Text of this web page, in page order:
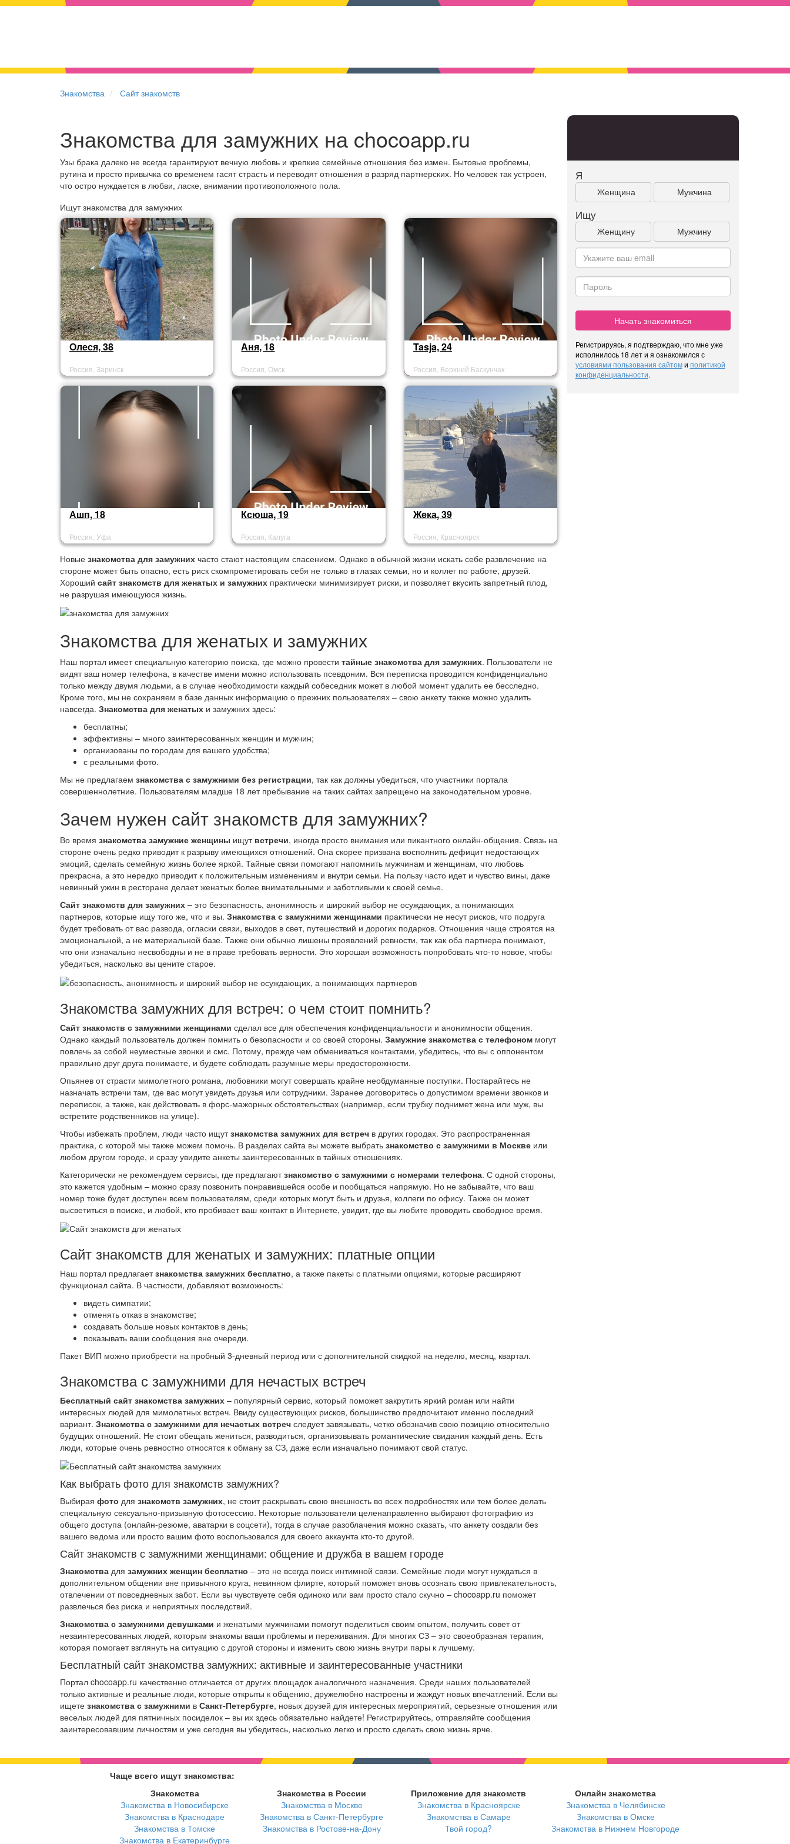
Знакомства Сайт знакомств
Знакомства для замужних на chocoapp.ru
Узы брака далеко не всегда гарантируют вечную любовь и крепкие семейные отношения без измен. Бытовые проблемы,
рутина и просто привычка со временем гасят страсть и переводят отношения в разряд партнерских. Но человек так устроен,
что остро нуждается в любви, ласке, внимании противоположного пола.
Ищут знакомства для замужних
Олеся, 38
Россия, Заринск
Аня, 18
Россия, Омск
Tasja, 24
Россия, Верхний Баскунчак
Ашп, 18
Россия, Уфа
Ксюша, 19
Россия, Калуга
Жека, 39
Россия, Красноярск
Новые знакомства для замужних часто стают настоящим спасением. Однако в обычной жизни искать себе развлечение на
стороне может быть опасно, есть риск скомпрометировать себя не только в глазах семьи, но и коллег по работе, друзей.
Хороший сайт знакомств для женатых и замужних практически минимизирует риски, и позволяет вкусить запретный плод,
не разрушая имеющуюся жизнь.
Знакомства для женатых и замужних
Наш портал имеет специальную категорию поиска, где можно провести тайные знакомства для замужних. Пользователи не
видят ваш номер телефона, в качестве имени можно использовать псевдоним. Вся переписка проводится конфиденциально
только между двумя людьми, а в случае необходимости каждый собеседник может в любой момент удалить ее бесследно.
Кроме того, мы не сохраняем в базе данных информацию о прежних пользователях – свою анкету также можно удалить
навсегда. Знакомства для женатых и замужних здесь:
бесплатны;
эффективны – много заинтересованных женщин и мужчин;
организованы по городам для вашего удобства;
с реальными фото.
Мы не предлагаем знакомства с замужними без регистрации, так как должны убедиться, что участники портала
совершеннолетние. Пользователям младше 18 лет пребывание на таких сайтах запрещено на законодательном уровне.
Зачем нужен сайт знакомств для замужних?
Во время знакомства замужние женщины ищут встречи, иногда просто внимания или пикантного онлайн-общения. Связь на
стороне очень редко приводит к разрыву имеющихся отношений. Она скорее призвана восполнить дефицит недостающих
эмоций, сделать семейную жизнь более яркой. Тайные связи помогают напомнить мужчинам и женщинам, что любовь
прекрасна, а это нередко приводит к положительным изменениям и внутри семьи. На пользу часто идет и чувство вины, даже
невинный ужин в ресторане делает женатых более внимательными и заботливыми к своей семье.
Сайт знакомств для замужних – это безопасность, анонимность и широкий выбор не осуждающих, а понимающих
партнеров, которые ищу того же, что и вы. Знакомства с замужними женщинами практически не несут рисков, что подруга
будет требовать от вас развода, огласки связи, выходов в свет, путешествий и дорогих подарков. Отношения чаще строятся на
эмоциональной, а не материальной базе. Также они обычно лишены проявлений ревности, так как оба партнера понимают,
что они изначально несвободны и не в праве требовать верности. Это хорошая возможность попробовать что-то новое, чтобы
убедиться, насколько вы цените старое.
Знакомства замужних для встреч: о чем стоит помнить?
Сайт знакомств с замужними женщинами сделал все для обеспечения конфиденциальности и анонимности общения.
Однако каждый пользователь должен помнить о безопасности и со своей стороны. Замужние знакомства с телефоном могут
повлечь за собой неуместные звонки и смс. Потому, прежде чем обмениваться контактами, убедитесь, что вы с оппонентом
правильно друг друга понимаете, и будете соблюдать разумные меры предосторожности.
Опьянев от страсти мимолетного романа, любовники могут совершать крайне необдуманные поступки. Постарайтесь не
назначать встречи там, где вас могут увидеть друзья или сотрудники. Заранее договоритесь о допустимом времени звонков и
переписок, а также, как действовать в форс-мажорных обстоятельствах (например, если трубку поднимет жена или муж, вы
встретите родственников на улице).
Чтобы избежать проблем, люди часто ищутзнакомства замужних для встреч в других городах. Это распространенная
практика, с которой мы также можем помочь. В разделах сайта вы можете выбрать знакомство с замужними в Москве или
любом другом городе, и сразу увидите анкеты заинтересованных в тайных отношениях.
Категорически не рекомендуем сервисы, где предлагаютзнакомство с замужними с номерами телефона. С одной стороны,
это кажется удобным – можно сразу позвонить понравившейся особе и пообщаться напрямую. Но не забывайте, что ваш
номер тоже будет доступен всем пользователям, среди которых могут быть и друзья, коллеги по офису. Также он может
высветиться в поиске, и любой, кто пробивает ваш контакт в Интернете, увидит, где вы любите проводить свободное время.
Сайт знакомств для женатых и замужних: платные опции
Наш портал предлагаетзнакомства замужних бесплатно, а также пакеты с платными опциями, которые расширяют
функционал сайта. В частности, добавляют возможность:
видеть симпатии;
отменять отказ в знакомстве;
создавать больше новых контактов в день;
показывать ваши сообщения вне очереди.
Пакет ВИП можно приобрести на пробный 3-дневный период или с дополнительной скидкой на неделю, месяц, квартал.
Знакомства с замужними для нечастых встреч
Бесплатный сайт знакомства замужних – популярный сервис, который поможет закрутить яркий роман или найти
интересных людей для мимолетных встреч. Ввиду существующих рисков, большинство предпочитают именно последний
вариант. Знакомства с замужними для нечастых встреч следует завязывать, четко обозначив свою позицию относительно
будущих отношений. Не стоит обещать жениться, разводиться, организовывать романтические свидания каждый день. Есть
люди, которые очень ревностно относятся к обману за СЗ, даже если изначально понимают свой статус.
Как выбрать фото для знакомств замужних?
Выбирая фото для знакомств замужних, не стоит раскрывать свою внешность во всех подробностях или тем более делать
специальную сексуально-призывную фотосессию. Некоторые пользователи целенаправленно выбирают фотографию из
общего доступа (онлайн-резюме, аватарки в соцсети), тогда в случае разоблачения можно сказать, что анкету создали без
вашего ведома или просто вашим фото воспользовался для своего аккаунта кто-то другой.
Сайт знакомств с замужними женщинами: общение и дружба в вашем городе
Знакомства для замужних женщин бесплатно – это не всегда поиск интимной связи. Семейные люди могут нуждаться в
дополнительном общении вне привычного круга, невинном флирте, который поможет вновь осознать свою привлекательность,
отвлечении от повседневных забот. Если вы чувствуете себя одиноко или вам просто стало скучно – chocoapp.ru поможет
развлечься без риска и неприятных последствий.
Знакомства с замужними девушками и женатыми мужчинами помогут поделиться своим опытом, получить совет от
незаинтересованных людей, которым знакомы ваши проблемы и переживания. Для многих СЗ – это своеобразная терапия,
которая помогает взглянуть на ситуацию с другой стороны и изменить свою жизнь внутри пары к лучшему.
Бесплатный сайт знакомства замужних: активные и заинтересованные участники
Портал chocoapp.ru качественно отличается от других площадок аналогичного назначения. Среди наших пользователей
только активные и реальные люди, которые открыты к общению, дружелюбно настроены и жаждут новых впечатлений. Если вы
ищете знакомства с замужними в Санкт-Петербурге, новых друзей для интересных мероприятий, серьезные отношения или
веселых людей для пятничных посиделок – вы их здесь обязательно найдете! Регистрируйтесь, отправляйте сообщения
заинтересовавшим личностям и уже сегодня вы убедитесь, насколько легко и просто сделать свою жизнь ярче.
Я
Женщина Мужчина
Ищу
Женщину Мужчину
Начать знакомиться
Регистрируясь, я подтверждаю, что мне уже
исполнилось 18 лет и я ознакомился с
условиями пользования сайтоми политикой
конфиденциальности.
Чаще всего ищут знакомства:
Знакомства
Знакомства в Новосибирске
Знакомства в Краснодаре
Знакомства в Томске
Знакомства в Екатеринбурге
Знакомства в России
Знакомства в Москве
Знакомства в Санкт-Петербурге
Знакомства в Ростове-на-Дону
Приложение для знакомств
Знакомства в Красноярске
Знакомства в Самаре
Твой город?
Онлайн знакомства
Знакомства в Челябинске
Знакомства в Омске
Знакомства в Нижнем Новгороде